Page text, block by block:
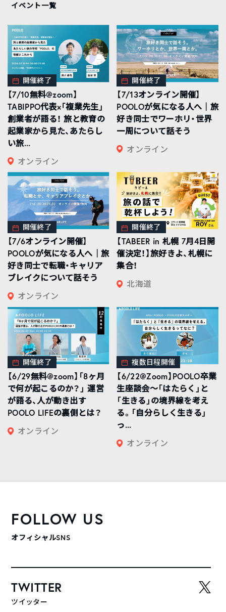
イベント一覧
開催終了
【7/10無料@zoom】
TABIPPO代表×「複業先生」
創業者が語る！ 旅と教育の
起業家から見た、あたらし
い旅...
オンライン
開催終了
【7/13オンライン開催】
POOLOが気になる人へ｜旅
好き同士でワーホリ・世界
一周について話そう
オンライン
開催終了
【7/6オンライン開催】
POOLOが気になる人へ｜旅
好き同士で転職・キャリア
ブレイクについて話そう
オンライン
開催終了
【TABEER in 札幌 7月4日開
催決定！】旅好きよ、札幌に
集合！
北海道
開催終了
【6/29無料@zoom】「8ヶ月
で何が起こるのか？」 運営
が語る、人が動き出す
POOLO LIFEの裏側とは？
オンライン
複数日程開催
【6/22@Zoom】POOLO卒業
生座談会〜「はたらく」と
「生きる」の境界線を考え
る。「自分らしく生きる」
っ...
オンライン
FOLLOW US
オフィシャルSNS
TWITTER
ツイッター